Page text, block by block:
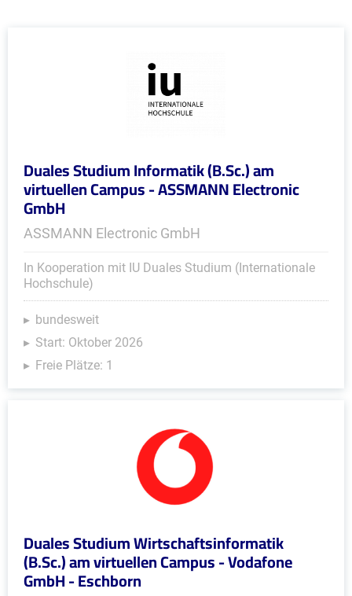
Duales Studium Informatik (B.Sc.) am
virtuellen Campus - ASSMANN Electronic
GmbH
ASSMANN Electronic GmbH
In Kooperation mit IU Duales Studium (Internationale
Hochschule)
bundesweit
Start: Oktober 2026
Freie Plätze: 1
Duales Studium Wirtschaftsinformatik
(B.Sc.) am virtuellen Campus - Vodafone
GmbH - Eschborn